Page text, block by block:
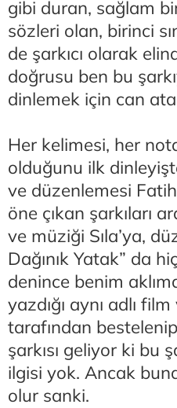
gibi duran, sağlam
sözleri olan, birinci
de şarkıcı olarak
doğrusu ben bu
dinlemek için can
Her kelimesi, her
olduğunu ilk
ve düzenlemesi Fatih
öne çıkan şarkıları
ve müziği Sıla’ya,
Dağınık Yatak” da
denince benim
yazdığı aynı adlı
tarafından
şarkısı geliyor ki bu
ilgisi yok. Ancak
olur sanki.